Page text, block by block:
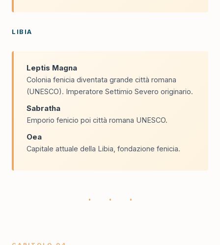
LIBIA
Leptis Magna
Colonia fenicia diventata grande città romana
(UNESCO). Imperatore Settimio Severo originario.
Sabratha
Emporio fenicio poi città romana UNESCO.
Oea
Capitale attuale della Libia, fondazione fenicia.
· · ·